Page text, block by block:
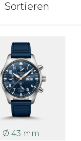
Sortieren
Ø 43 mm